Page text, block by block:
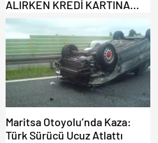
ALIRKEN KREDİ KARTINA
DİKKAT: MAĞDUR OLMAYIN!
Maritsa Otoyolu’nda Kaza:
Türk Sürücü Ucuz Atlattı